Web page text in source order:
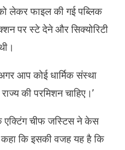
लेकर फाइल की गई पब्लिक
पर स्टे देने और सिक्योरिटी
आप कोई धार्मिक संस्था
की परमिशन चाहिए।’
एक्टिंग चीफ जस्टिस ने केस
कहा कि इसकी वजह यह है कि